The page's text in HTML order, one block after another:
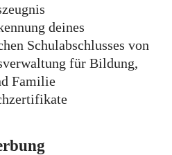
deines
Schulabschlusses von
für Bildung,
Familie